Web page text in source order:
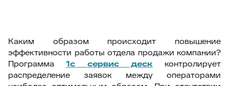
Каким образом происходит повышение
эффективности работы отдела продажи компании?
Программа1с сервис деск контролирует
распределение заявок между операторами